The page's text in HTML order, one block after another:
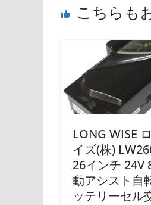
こちらも
LONG WISE
イズ(株)
26インチ 24V
動アシスト自
ッテリーセル